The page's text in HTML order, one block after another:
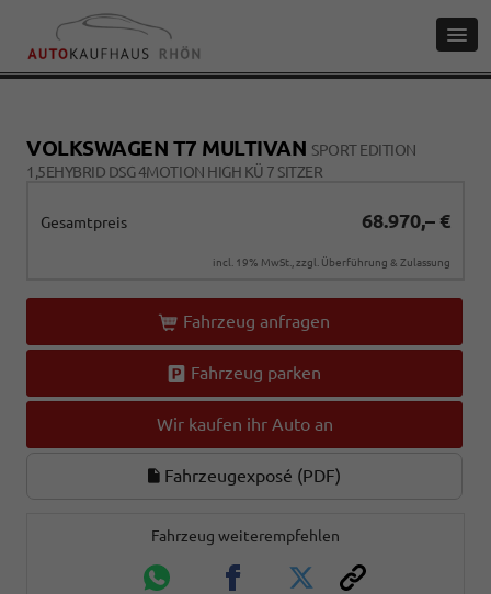
VOLKSWAGEN T7 MULTIVAN SPORT EDITION
1,5EHYBRID DSG 4MOTION HIGH KÜ 7 SITZER
Gesamtpreis 68.970,– €
incl. 19% MwSt., zzgl. Überführung & Zulassung
Fahrzeug anfragen
Fahrzeug parken
Wir kaufen ihr Auto an
Fahrzeugexposé (PDF)
Fahrzeug weiterempfehlen